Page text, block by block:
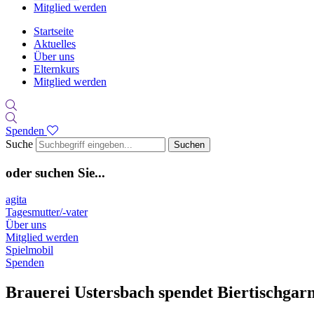
Mitglied werden
Startseite
Aktuelles
Über uns
Elternkurs
Mitglied werden
Spenden
Suche
Suchen
oder suchen Sie...
agita
Tagesmutter/-vater
Über uns
Mitglied werden
Spielmobil
Spenden
Brauerei Ustersbach spendet